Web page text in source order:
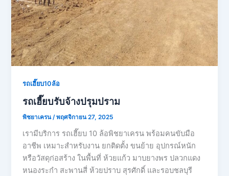
รถเฮี๊ยบ10ล้อ
รถเฮี๊ยบรับจ้างปรุมปราม
พิชยาเครน /พฤศจิกายน 27, 2025
เรามีบริการ รถเฮี๊ยบ 10 ล้อพิชยาเครน พร้อมคนขับมือ
อาชีพ เหมาะสำหรับงาน ยกติดตั้ง ขนย้าย อุปกรณ์หนัก
หรือวัสดุก่อสร้าง ในพื้นที่ ห้วยแก้ว มาบยางพร ปลวกแดง
หนองระกำ สะพานสี่ ห้วยปราบ สุรศักดิ์ และรอบชลบุรี